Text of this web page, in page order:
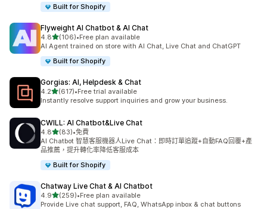
Built for Shopify
Flyweight AI Chatbot & AI Chat
4.8滿分 5 顆星
(106)
共有 106 則評價
•Free plan available
AI Agent trained on store with AI Chat, Live Chat and ChatGPT
Built for Shopify
Gorgias: AI, Helpdesk & Chat
4.2滿分 5 顆星
(617)
共有 617 則評價
•Free trial available
Instantly resolve support inquiries and grow your business.
CWILL: AI Chatbot&Live Chat
4.8滿分 5 顆星
(83)
共有 83 則評價
•免費
AI Chatbot 智慧客服機器人Live Chat：即時訂單追蹤+自動FAQ回覆+產
品推薦，提升轉化率降低客服成本
Built for Shopify
Chatway Live Chat & AI Chatbot
4.9滿分 5 顆星
(259)
共有 259 則評價
•Free plan available
Provide Live chat support, FAQ, WhatsApp inbox & chat buttons